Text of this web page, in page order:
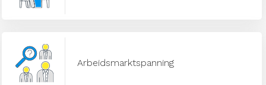
Arbeidsmarktspanning